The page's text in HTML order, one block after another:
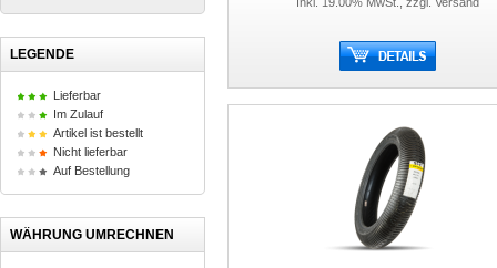
LEGENDE
Lieferbar
Im Zulauf
Artikel ist bestellt
Nicht lieferbar
Auf Bestellung
WÄHRUNG UMRECHNEN